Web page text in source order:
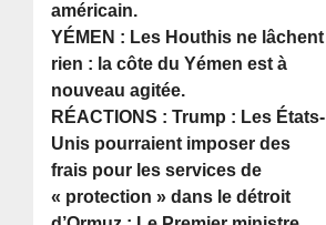
américain.
YÉMEN : Les Houthis ne lâchent
rien : la côte du Yémen est à
nouveau agitée.
RÉACTIONS : Trump : Les États-
Unis pourraient imposer des
frais pour les services de
« protection » dans le détroit